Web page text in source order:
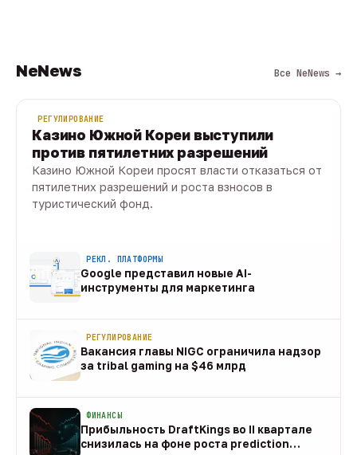
NeNews Все NeNews →
РЕГУЛИРОВАНИЕ
Казино Южной Кореи выступили
против пятилетних разрешений
Казино Южной Кореи просят власти отказаться от
пятилетних разрешений и роста взносов в
туристический фонд.
РЕКЛ. ПЛАТФОРМЫ
Google представил новые AI-
инструменты для маркетинга
РЕГУЛИРОВАНИЕ
Вакансия главы NIGC ограничила надзор
за tribal gaming на $46 млрд
ФИНАНСЫ
Прибыльность DraftKings во II квартале
снизилась на фоне роста prediction